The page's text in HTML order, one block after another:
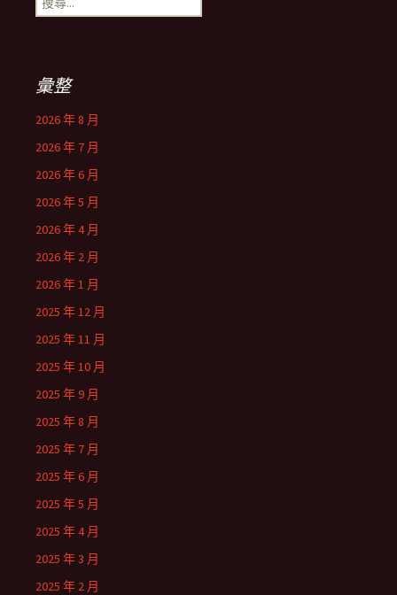
尋
彙整
2026 年 8 月
2026 年 7 月
2026 年 6 月
2026 年 5 月
2026 年 4 月
2026 年 2 月
2026 年 1 月
2025 年 12 月
2025 年 11 月
2025 年 10 月
2025 年 9 月
2025 年 8 月
2025 年 7 月
2025 年 6 月
2025 年 5 月
2025 年 4 月
2025 年 3 月
2025 年 2 月